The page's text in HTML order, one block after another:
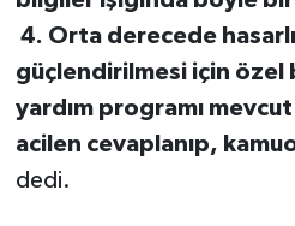
4. Orta derecede
güçlendirilmesi için özel
yardım programı
acilen cevaplanıp,
dedi.